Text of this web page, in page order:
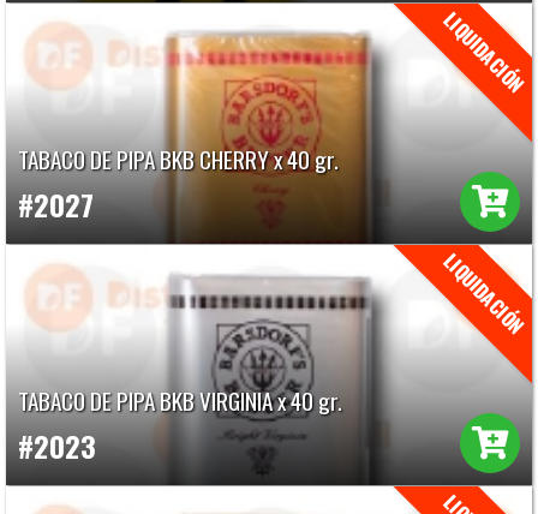
TABACO DE PIPA BKB CHERRY x 40 gr.
#2027
TABACO DE PIPA BKB VIRGINIA x 40 gr.
#2023